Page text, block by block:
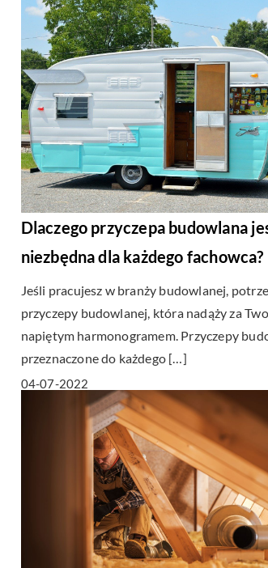
Dlaczego przyczepa budowlana
niezbędna dla każdego fachowca?
Jeśli pracujesz w branży budowlanej,
przyczepy budowlanej, która nadąży za
napiętym harmonogramem. Przyczepy
przeznaczone do każdego […]
04-07-2022